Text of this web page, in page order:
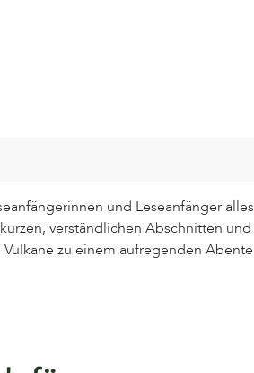
und Leseanfänger
verständlichen Abschnitten
zu einem aufregenden